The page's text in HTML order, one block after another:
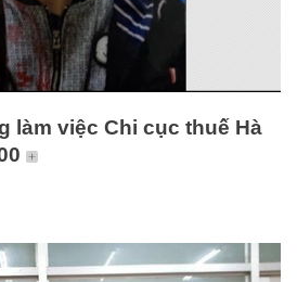
làm việc Chi cục thuế Hà